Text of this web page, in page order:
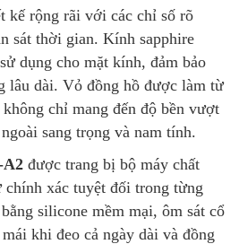
kế rộng rãi với các chỉ số rõ
sát thời gian. Kính sapphire
dụng cho mặt kính, đảm bảo
lâu dài. Vỏ đồng hồ được làm từ
chỉ mang đến độ bền vượt
sang trọng và nam tính.
A2 được trang bị bộ máy chất
xác tuyệt đối trong từng
silicone mềm mại, ôm sát cổ
khi đeo cả ngày dài và đồng